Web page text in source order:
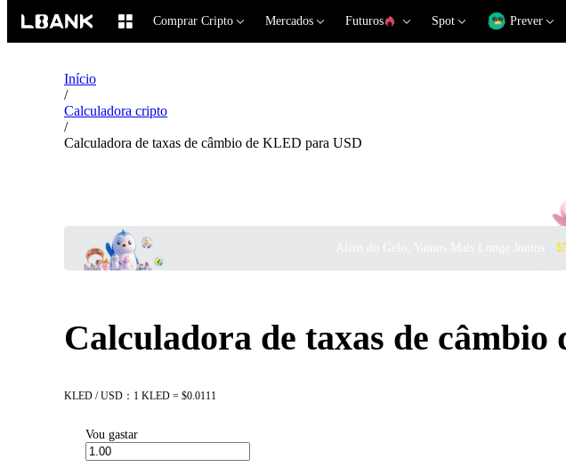
Comprar Cripto Mercados Futuros Spot Prever
Início
/
Calculadora cripto
/
Calculadora de taxas de câmbio de KLED para USD
Calculadora de taxas de
KLED / USD：1 KLED = $0.0111
Vou gastar